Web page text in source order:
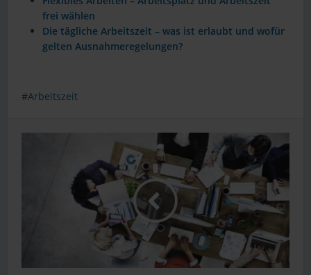
frei wählen
Die tägliche Arbeitszeit – was ist erlaubt und wofür
gelten Ausnahmeregelungen?
Arbeitszeit